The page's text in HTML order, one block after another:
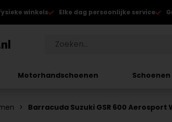
winkels Elke dag persoonlijke service
Motorhandschoenen
Barracuda Suzuki GSR 600 Aerosport